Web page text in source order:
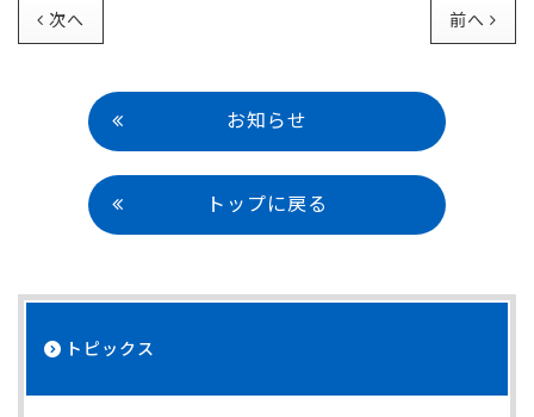
次へ 前へ
お知らせ
トップに戻る
トピックス